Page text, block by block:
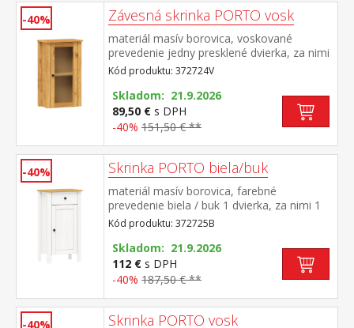
-40% Závesná skrinka PORTO vosk
materiál masív borovica, voskované
prevedenie jedny presklené dvierka, za nimi
jedna polica maximálne nosnosti uvedené v
návode na montáž súčasť zostavy PORTO
vosk
Kód produktu: 372724V
Skladom: 21.9.2026
89,50 € s DPH
-40% 151,50 € **
-40% Skrinka PORTO biela/buk
materiál masív borovica, farebné
prevedenie biela / buk 1 dvierka, za nimi 1
polica, 1 zásuvka s kovovými
pojazdmi maximálne nosnosti uvedené v
návode na montáž súčasť zostavy PORTO
biela/buk
Kód produktu: 372725B
Skladom: 21.9.2026
112 € s DPH
-40% 187,50 € **
-40% Skrinka PORTO vosk